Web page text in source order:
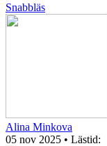
Snabbläs
Alina Minkova
05 nov 2025 • Lästid: